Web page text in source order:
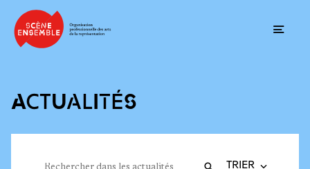
ACTUALITÉS
Valider